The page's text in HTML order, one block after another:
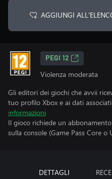
AGGIUNGI
PEGI 12
Violenza moderata
Gli editori dei giochi che avvii
tuo profilo Xbox e ai dati
informazioni
Il gioco richiede un
sulla console (Game Pass Core
DETTAGLI